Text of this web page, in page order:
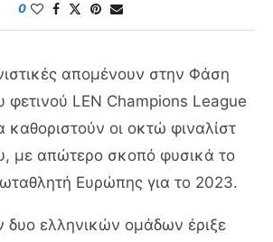
0
απομένουν στην Φάση
φετινού LEN Champions League
καθοριστούν οι οκτώ φιναλίστ
με απώτερο σκοπό φυσικά το
Ευρώπης για το 2023.
δυο ελληνικών ομάδων έριξε